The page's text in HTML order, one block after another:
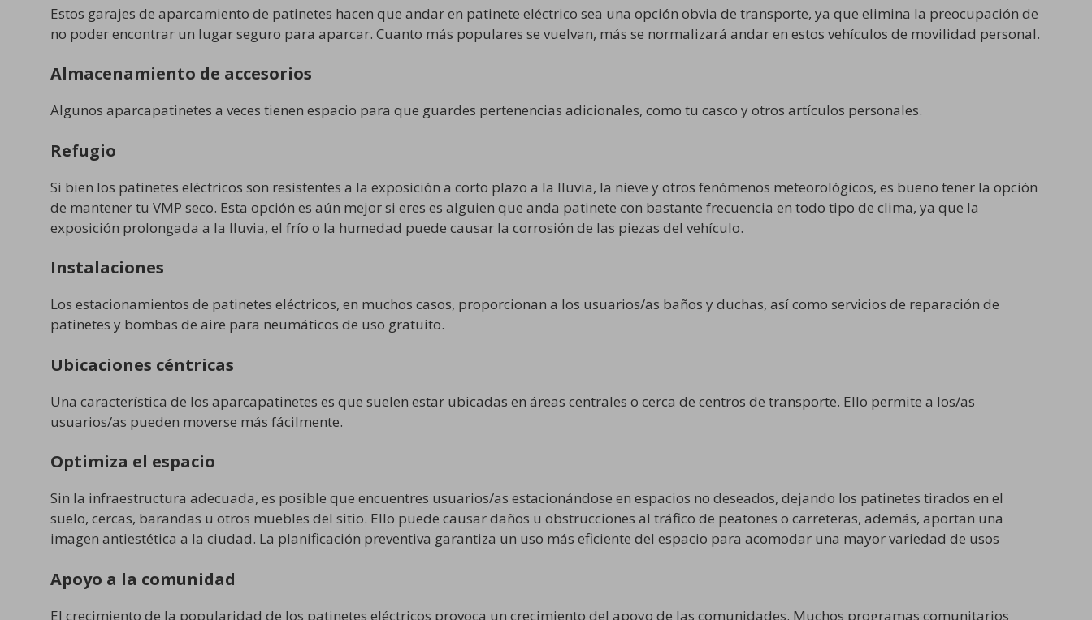
Estos garajes de aparcamiento de patinetes hacen que andar en patinete eléctrico sea una opción obvia de transporte, ya que elimina la preocupación de
no poder encontrar un lugar seguro para aparcar. Cuanto más populares se vuelvan, más se normalizará andar en estos vehículos de movilidad personal.
Almacenamiento de accesorios
Algunos aparcapatinetes a veces tienen espacio para que guardes pertenencias adicionales, como tu casco y otros artículos personales.
Refugio
Si bien los patinetes eléctricos son resistentes a la exposición a corto plazo a la lluvia, la nieve y otros fenómenos meteorológicos, es bueno tener la opción
de mantener tu VMP seco. Esta opción es aún mejor si eres es alguien que anda patinete con bastante frecuencia en todo tipo de clima, ya que la
exposición prolongada a la lluvia, el frío o la humedad puede causar la corrosión de las piezas del vehículo.
Instalaciones
Los estacionamientos de patinetes eléctricos, en muchos casos, proporcionan a los usuarios/as baños y duchas, así como servicios de reparación de
patinetes y bombas de aire para neumáticos de uso gratuito.
Ubicaciones céntricas
Una característica de los aparcapatinetes es que suelen estar ubicadas en áreas centrales o cerca de centros de transporte. Ello permite a los/as
usuarios/as pueden moverse más fácilmente.
Optimiza el espacio
Sin la infraestructura adecuada, es posible que encuentres usuarios/as estacionándose en espacios no deseados, dejando los patinetes tirados en el
suelo, cercas, barandas u otros muebles del sitio. Ello puede causar daños u obstrucciones al tráfico de peatones o carreteras, además, aportan una
imagen antiestética a la ciudad. La planificación preventiva garantiza un uso más eficiente del espacio para acomodar una mayor variedad de usos
Apoyo a la comunidad
El crecimiento de la popularidad de los patinetes eléctricos provoca un crecimiento del apoyo de las comunidades. Muchos programas comunitarios